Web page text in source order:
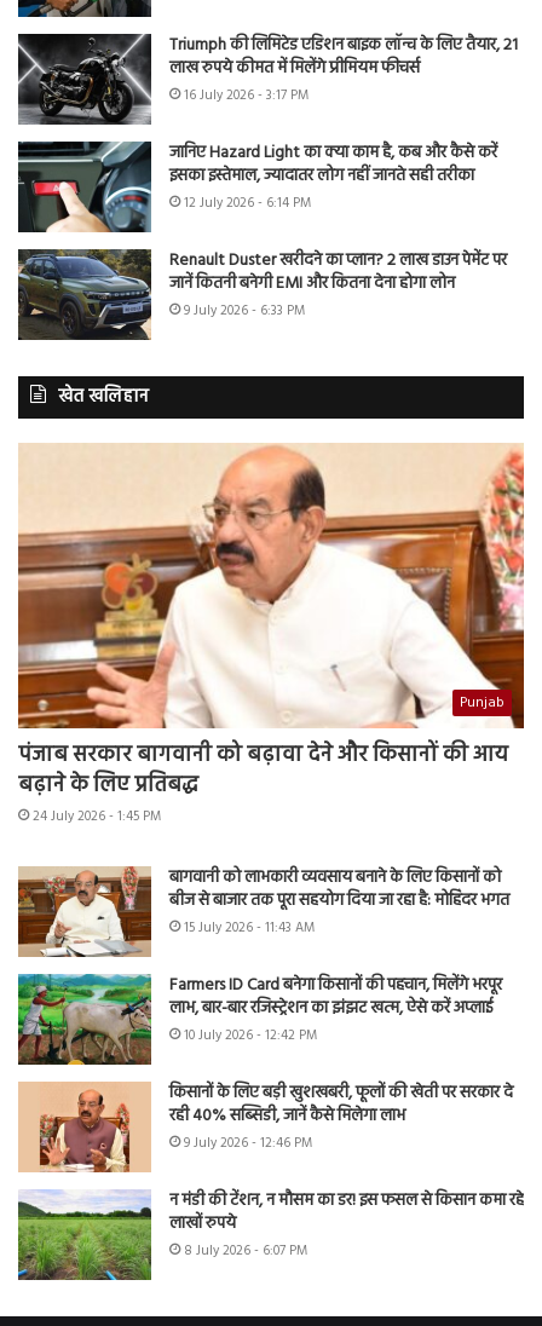
Triumph की लिमिटेड एडिशन बाइक लॉन्च के लिए तैयार, 21
लाख रुपये कीमत में मिलेंगे प्रीमियम फीचर्स
16 July 2026 - 3:17 PM
जानिए Hazard Light का क्या काम है, कब और कैसे करें
इसका इस्तेमाल, ज्यादातर लोग नहीं जानते सही तरीका
12 July 2026 - 6:14 PM
Renault Duster खरीदने का प्लान? 2 लाख डाउन पेमेंट पर
जानें कितनी बनेगी EMI और कितना देना होगा लोन
9 July 2026 - 6:33 PM
खेत खलिहान
Punjab
पंजाब सरकार बागवानी को बढ़ावा देने और किसानों की आय
बढ़ाने के लिए प्रतिबद्ध
24 July 2026 - 1:45 PM
बागवानी को लाभकारी व्यवसाय बनाने के लिए किसानों को
बीज से बाजार तक पूरा सहयोग दिया जा रहा है: मोहिंदर भगत
15 July 2026 - 11:43 AM
Farmers ID Card बनेगा किसानों की पहचान, मिलेंगे भरपूर
लाभ, बार-बार रजिस्ट्रेशन का झंझट खत्म, ऐसे करें अप्लाई
10 July 2026 - 12:42 PM
किसानों के लिए बड़ी खुशखबरी, फूलों की खेती पर सरकार दे
रही 40% सब्सिडी, जानें कैसे मिलेगा लाभ
9 July 2026 - 12:46 PM
न मंडी की टेंशन, न मौसम का डर! इस फसल से किसान कमा रहे
लाखों रुपये
8 July 2026 - 6:07 PM